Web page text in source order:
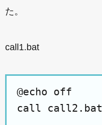
た。
call1.bat
@echo off
call call2.bat